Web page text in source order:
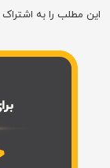
این مطلب را به اشتراک